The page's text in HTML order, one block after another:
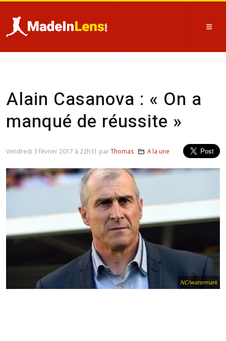
Alain Casanova : « On a
manqué de réussite »
NC/watermark
Vendredi 3 février 2017 à 22h31 parThomas A la une